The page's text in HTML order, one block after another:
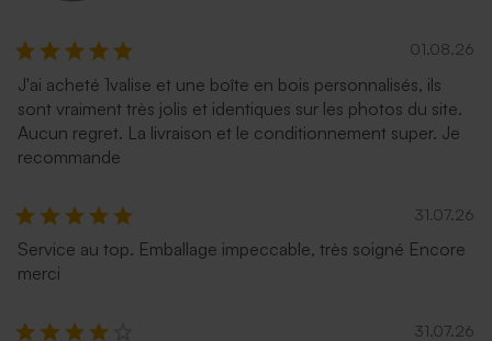
01.08.26
J'ai acheté 1valise et une boîte en bois personnalisés, ils
sont vraiment très jolis et identiques sur les photos du site.
Aucun regret. La livraison et le conditionnement super. Je
recommande
31.07.26
Service au top. Emballage impeccable, très soigné Encore
merci
31.07.26